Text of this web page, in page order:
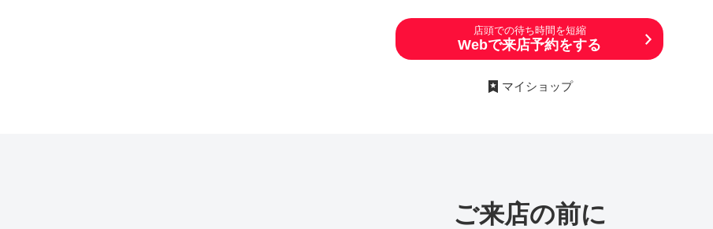
店頭での待ち時間を短縮
Webで来店予約をする
マイショップ
ご来店の前に